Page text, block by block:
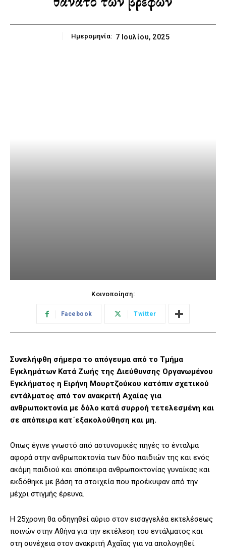
Ημερομηνία: 7 Ιουλίου, 2025
Κοινοποίηση:
Facebook Twitter
Συνελήφθη σήμερα το απόγευμα από το Τμήμα
Εγκλημάτων Κατά Ζωής της Διεύθυνσης Οργανωμένου
Εγκλήματος η Ειρήνη Μουρτζούκου κατόπιν σχετικού
εντάλματος από τον ανακριτή Αχαίας για
ανθρωποκτονία με δόλο κατά συρροή τετελεσμένη και
σε απόπειρα κατ΄εξακολούθηση και μη.
Οπως έγινε γνωστό από αστυνομικές πηγές το ένταλμα
αφορά στην ανθρωποκτονία των δύο παιδιών της και ενός
ακόμη παιδιού και απόπειρα ανθρωποκτονίας γυναίκας και
εκδόθηκε με βάση τα στοιχεία που προέκυψαν από την
μέχρι στιγμής έρευνα.
Η 25χρονη θα οδηγηθεί αύριο στον εισαγγελέα εκτελέσεως
ποινών στην Αθήνα για την εκτέλεση του εντάλματος και
στη συνέχεια στον ανακριτή Αχαΐας για να απολογηθεί.